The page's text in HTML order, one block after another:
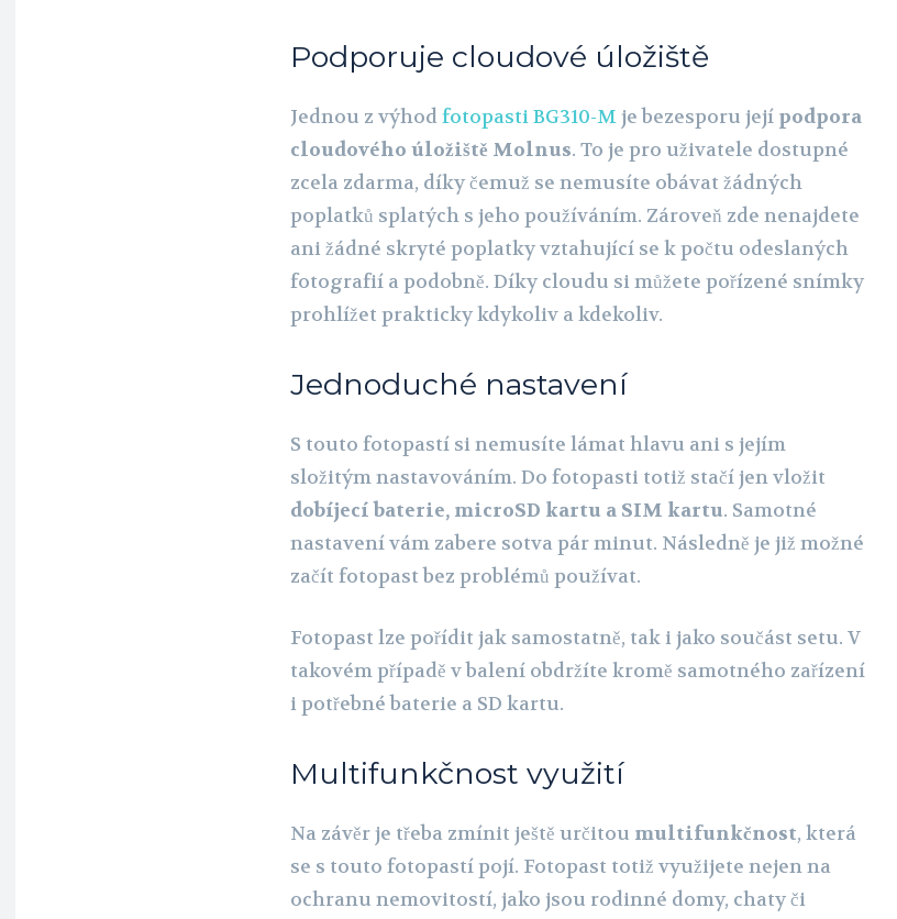
Podporuje cloudové úložiště
Jednou z výhodfotopasti BG310-Mje bezesporu její podpora
cloudového úložiště Molnus. To je pro uživatele dostupné
zcela zdarma, díky čemuž se nemusíte obávat žádných
poplatků splatých s jeho používáním. Zároveň zde nenajdete
ani žádné skryté poplatky vztahující se k počtu odeslaných
fotografií a podobně. Díky cloudu si můžete pořízené snímky
prohlížet prakticky kdykoliv a kdekoliv.
Jednoduché nastavení
S touto fotopastí si nemusíte lámat hlavu ani s jejím
složitým nastavováním. Do fotopasti totiž stačí jen vložit
dobíjecí baterie, microSD kartu a SIM kartu. Samotné
nastavení vám zabere sotva pár minut. Následně je již možné
začít fotopast bez problémů používat.
Fotopast lze pořídit jak samostatně, tak i jako součást setu. V
takovém případě v balení obdržíte kromě samotného zařízení
i potřebné baterie a SD kartu.
Multifunkčnost využití
Na závěr je třeba zmínit ještě určitou multifunkčnost, která
se s touto fotopastí pojí. Fotopast totiž využijete nejen na
ochranu nemovitostí, jako jsou rodinné domy, chaty či